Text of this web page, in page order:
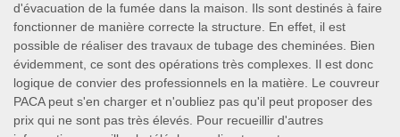
d'évacuation de la fumée dans la maison. Ils sont destinés à faire
fonctionner de manière correcte la structure. En effet, il est
possible de réaliser des travaux de tubage des cheminées. Bien
évidemment, ce sont des opérations très complexes. Il est donc
logique de convier des professionnels en la matière. Le couvreur
PACA peut s'en charger et n'oubliez pas qu'il peut proposer des
prix qui ne sont pas très élevés. Pour recueillir d'autres